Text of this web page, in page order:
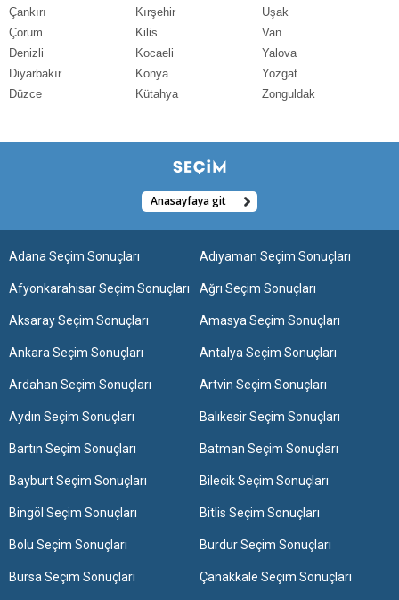
Çankırı
Çorum
Denizli
Diyarbakır
Düzce
Kırşehir
Kilis
Kocaeli
Konya
Kütahya
Uşak
Van
Yalova
Yozgat
Zonguldak
Anasayfaya git
Adana Seçim Sonuçları Adıyaman Seçim Sonuçları
Afyonkarahisar Seçim Sonuçları Ağrı Seçim Sonuçları
Aksaray Seçim Sonuçları Amasya Seçim Sonuçları
Ankara Seçim Sonuçları Antalya Seçim Sonuçları
Ardahan Seçim Sonuçları Artvin Seçim Sonuçları
Aydın Seçim Sonuçları Balıkesir Seçim Sonuçları
Bartın Seçim Sonuçları Batman Seçim Sonuçları
Bayburt Seçim Sonuçları Bilecik Seçim Sonuçları
Bingöl Seçim Sonuçları Bitlis Seçim Sonuçları
Bolu Seçim Sonuçları Burdur Seçim Sonuçları
Bursa Seçim Sonuçları Çanakkale Seçim Sonuçları